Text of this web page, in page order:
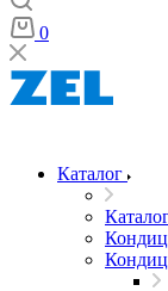
0
Каталог